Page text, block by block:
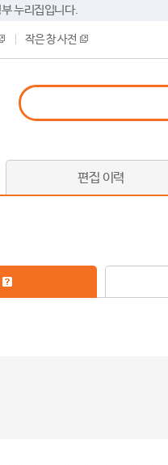
누리집입니다.
작은 창 사전
편집 이력